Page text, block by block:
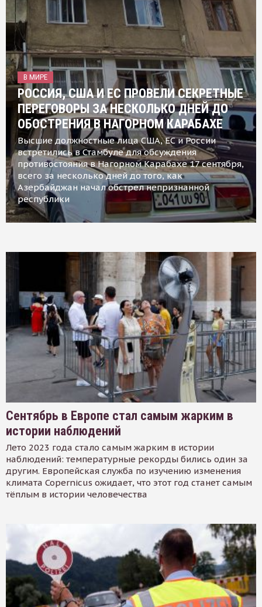
В МИРЕ
РОССИЯ, США И ЕС ПРОВЕЛИ СЕКРЕТНЫЕ
ПЕРЕГОВОРЫ ЗА НЕСКОЛЬКО ДНЕЙ ДО
ОБОСТРЕНИЯ В НАГОРНОМ КАРАБАХЕ
Высшие должностные лица США, ЕС и России
встретились в Стамбуле для обсуждения
противостояния в Нагорном Карабахе 17 сентября,
всего за несколько дней до того, как
Азербайджан начал обстрел непризнанной
республики
Сентябрь в Европе стал самым жарким в
истории наблюдений
Лето 2023 года стало самым жарким в истории
наблюдений: температурные рекорды бились один за
другим. Европейская служба по изучению изменения
климата Copernicus ожидает, что этот год станет самым
тёплым в истории человечества